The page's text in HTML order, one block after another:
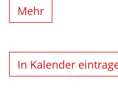
Mehr
In Kalender